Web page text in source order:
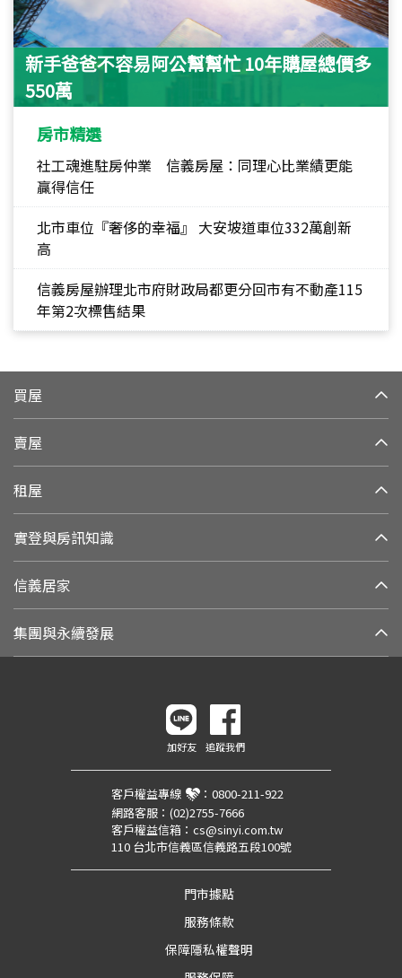
新手爸爸不容易阿公幫幫忙 10年購屋總價多
550萬
房市精選
社工魂進駐房仲業 信義房屋：同理心比業績更能
贏得信任
北市車位『奢侈的幸福』 大安坡道車位332萬創新
高
信義房屋辦理北市府財政局都更分回市有不動產115
年第2次標售結果
買屋
賣屋
租屋
實登與房訊知識
信義居家
集團與永續發展
加好友 追蹤我們
客戶權益專線 ： 0800-211-922
網路客服： (02)2755-7666
客戶權益信箱： cs@sinyi.com.tw
110 台北市信義區信義路五段100號
門市據點
服務條款
保障隱私權聲明